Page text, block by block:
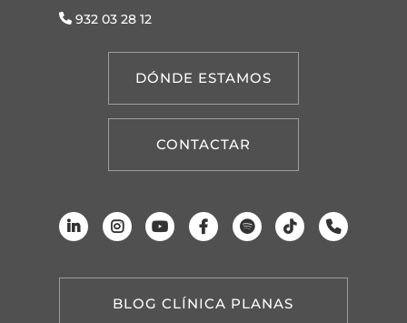
932 03 28 12
DÓNDE ESTAMOS
CONTACTAR
BLOG CLÍNICA PLANAS